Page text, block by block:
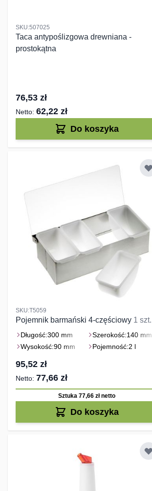
SKU:507025
Taca antypoślizgowa drewniana -
prostokątna
76,53 zł
62,22 zł
Do koszyka
SKU:T5059
Pojemnik barmański 4-częściowy 1 szt.
Długość:300 mm Szerokość:140 mm
Wysokość:90 mm Pojemność:2 l
95,52 zł
77,66 zł
Sztuka 77,66 złnetto
Do koszyka